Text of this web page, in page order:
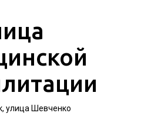
улица Шевченко